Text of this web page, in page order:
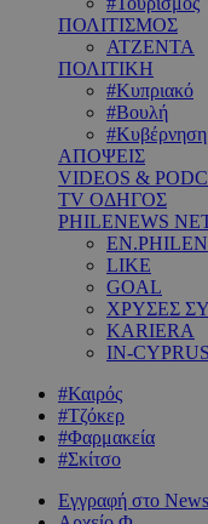
ΠΟΛΙΤΙΣΜΟΣ
ΑΤΖΕΝΤΑ
ΠΟΛΙΤΙΚΗ
#Κυπριακό
#Βουλή
#Κυβέρνηση
ΑΠΟΨΕΙΣ
VIDEOS &
TV ΟΔΗΓΟΣ
PHILENEWS
LIKE
GOAL
ΧΡΥΣΕΣ
KARIERA
IN-
#Καιρός
#Τζόκερ
#Φαρμακεία
#Σκίτσο
Εγγραφή στο